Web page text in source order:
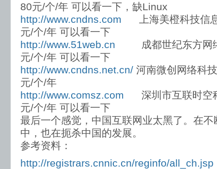
80元/个/年 可以看一下，缺Linux
http://www.cndns.com 上海美橙科技信
元/个/年 可以看一下
http://www.51web.cn 成都世纪东方网
元/个/年 可以看一下
http://www.cndns.net.cn/ 河南微创网络
元/个/年
http://www.comsz.com 深圳市互联时
元/个/年 可以看一下
最后一个感觉，中国互联网业太黑了。在
中，也在扼杀中国的发展。
参考资料：
http://registrars.cnnic.cn/reginfo/all_ch.jsp